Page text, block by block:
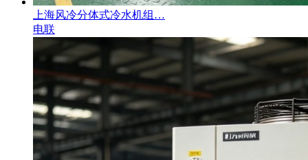
上海风冷分体式冷水机组…
电联